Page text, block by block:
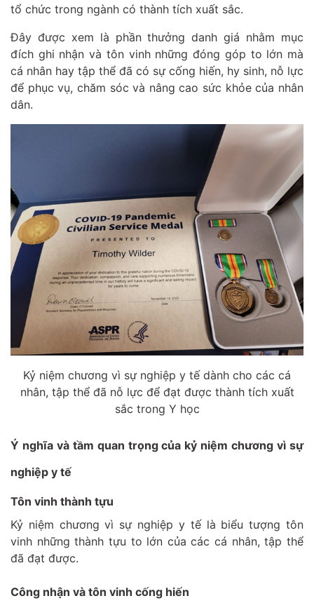
tổ chức trong ngành có thành tích xuất sắc.
Đây được xem là phần thưởng danh giá nhằm mục
đích ghi nhận và tôn vinh những đóng góp to lớn mà
cá nhân hay tập thể đã có sự cống hiến, hy sinh, nỗ lực
để phục vụ, chăm sóc và nâng cao sức khỏe của nhân
dân.
Kỷ niệm chương vì sự nghiệp y tế dành cho các cá
nhân, tập thể đã nỗ lực để đạt được thành tích xuất
sắc trong Y học
Ý nghĩa và tầm quan trọng của kỷ niệm chương vì sự
nghiệp y tế
Tôn vinh thành tựu
Kỷ niệm chương vì sự nghiệp y tế là biểu tượng tôn
vinh những thành tựu to lớn của các cá nhân, tập thể
đã đạt được.
Công nhận và tôn vinh cống hiến